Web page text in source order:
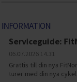
INFORMATION
Serviceguide:
06.07.2026 14.31
Grattis till din nya
turer med din nya